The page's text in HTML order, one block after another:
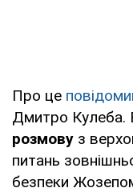
Про це
Дмитро Кулеба.
розмову з
питань
безпеки